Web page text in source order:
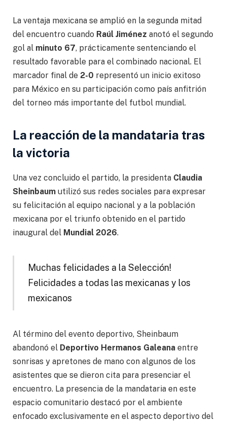
La ventaja mexicana se amplió en la segunda mitad
del encuentro cuando Raúl Jiménez anotó el segundo
gol al minuto 67, prácticamente sentenciando el
resultado favorable para el combinado nacional. El
marcador final de 2-0 representó un inicio exitoso
para México en su participación como país anfitrión
del torneo más importante del futbol mundial.
La reacción de la mandataria tras
la victoria
Una vez concluido el partido, la presidenta Claudia
Sheinbaum utilizó sus redes sociales para expresar
su felicitación al equipo nacional y a la población
mexicana por el triunfo obtenido en el partido
inaugural del Mundial 2026.
Muchas felicidades a la Selección!
Felicidades a todas las mexicanas y los
mexicanos
Al término del evento deportivo, Sheinbaum
abandonó el Deportivo Hermanos Galeana entre
sonrisas y apretones de mano con algunos de los
asistentes que se dieron cita para presenciar el
encuentro. La presencia de la mandataria en este
espacio comunitario destacó por el ambiente
enfocado exclusivamente en el aspecto deportivo del